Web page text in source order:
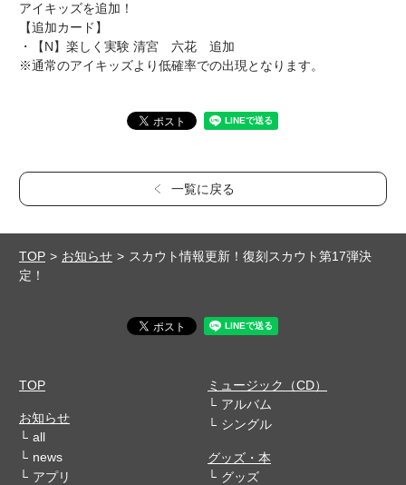
アイキッズを追加！
【追加カード】
・【N】楽しく実験 清宮 六花 追加
※通常のアイキッズより低確率での出現となります。
一覧に戻る
TOP お知らせ
スカウト情報更新！復刻スカウト第17弾決
定！
TOP
お知らせ
all
news
アプリ
ミュージック（CD）
アルバム
シングル
グッズ・本
グッズ